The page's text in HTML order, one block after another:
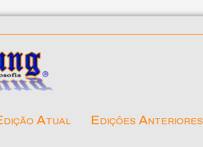
Atual Edições Anteriores